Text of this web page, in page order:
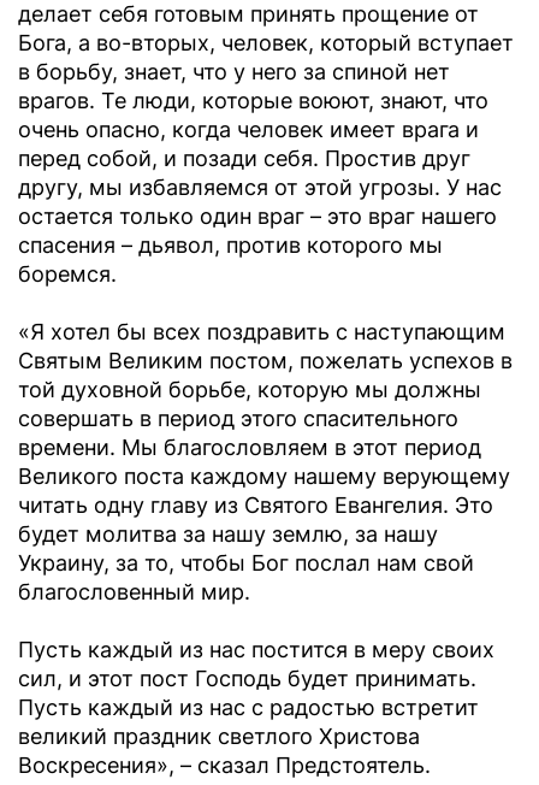
делает себя готовым принять прощение от
Бога, а во-вторых, человек, который вступает
в борьбу, знает, что у него за спиной нет
врагов. Те люди, которые воюют, знают, что
очень опасно, когда человек имеет врага и
перед собой, и позади себя. Простив друг
другу, мы избавляемся от этой угрозы. У нас
остается только один враг – это враг нашего
спасения – дьявол, против которого мы
боремся.
«Я хотел бы всех поздравить с наступающим
Святым Великим постом, пожелать успехов в
той духовной борьбе, которую мы должны
совершать в период этого спасительного
времени. Мы благословляем в этот период
Великого поста каждому нашему верующему
читать одну главу из Святого Евангелия. Это
будет молитва за нашу землю, за нашу
Украину, за то, чтобы Бог послал нам свой
благословенный мир.
Пусть каждый из нас постится в меру своих
сил, и этот пост Господь будет принимать.
Пусть каждый из нас с радостью встретит
великий праздник светлого Христова
Воскресения», – сказал Предстоятель.